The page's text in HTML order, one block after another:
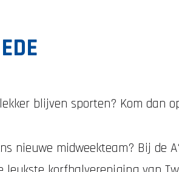
blijven sporten? Kom dan
nieuwe midweekteam? Bij de